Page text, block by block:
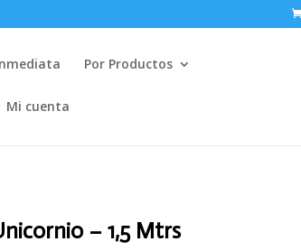
Por Productos
Mi cuenta
– 1,5 Mtrs